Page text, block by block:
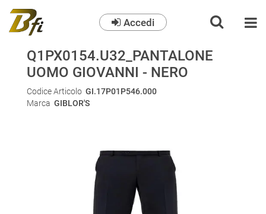
Accedi
Q1PX0154.U32_PANTALONE
UOMO GIOVANNI - NERO
Codice Articolo GI.17P01P546.000
Marca GIBLOR'S